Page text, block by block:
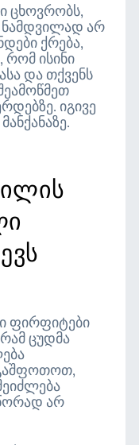
ცხოვრობს,
არ
ქრება,
ისინი
და თქვენს
იგივე
ფირფიტები
ცუდმა
არ